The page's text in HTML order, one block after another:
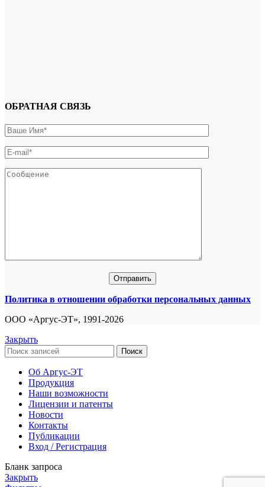
ОБРАТНАЯ СВЯЗЬ
Политика в отношении обработки персональных данных
ООО «Аргус-ЭТ», 1991-2026
Закрыть
Поиск
Об Аргус-ЭТ
Продукция
Наши возможности
Лицензии и патенты
Новости
Контакты
Публикации
Вход / Регистрация
Бланк запроса
Закрыть